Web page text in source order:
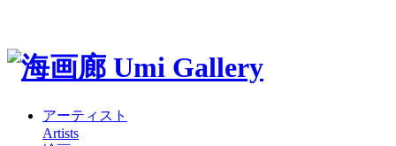
アーティスト
Artists